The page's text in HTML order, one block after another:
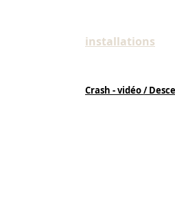
installations
Crash - vidéo /